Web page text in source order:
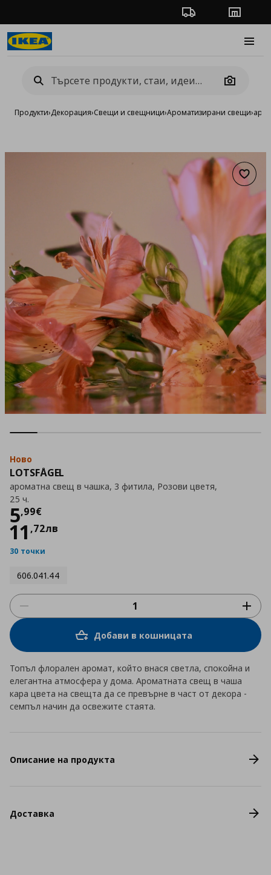
Проследяване на
Camera
Продукти›Декорация›Свещи и свещници›Ароматизирани свещи›
Ново
LOTSFÅGEL
ароматна свещ в чашка, 3 фитила, Розови цветя,
25 ч.
5,99€
Цена
11 ,72лв
30 точки
606.041.44
Добави в кошницата
Топъл флорален аромат, който внася светла, спокойна и
елегантна атмосфера у дома. Ароматната свещ в чаша
кара цвета на свещта да се превърне в част от декора -
семпъл начин да освежите стаята.
Описание на продукта
Доставка